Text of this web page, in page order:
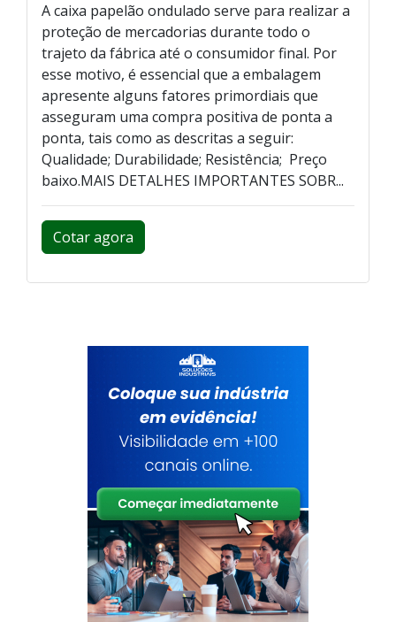
A caixa papelão ondulado serve para realizar a
proteção de mercadorias durante todo o
trajeto da fábrica até o consumidor final. Por
esse motivo, é essencial que a embalagem
apresente alguns fatores primordiais que
asseguram uma compra positiva de ponta a
ponta, tais como as descritas a seguir:
Qualidade; Durabilidade; Resistência; Preço
baixo.MAIS DETALHES IMPORTANTES SOBR...
Cotar agora